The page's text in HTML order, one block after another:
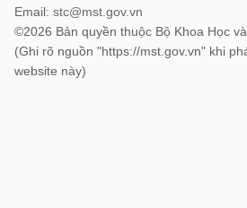
Email: stc@mst.gov.vn
©2026 Bản quyền thuộc Bộ Khoa Học
(Ghi rõ nguồn "https://mst.gov.vn" khi
website này)